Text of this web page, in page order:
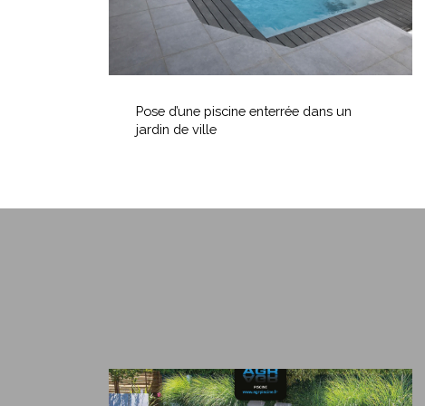
d’une
piscine
Pose d’une piscine enterrée dans un
jardin de ville
L’offre
immanquable